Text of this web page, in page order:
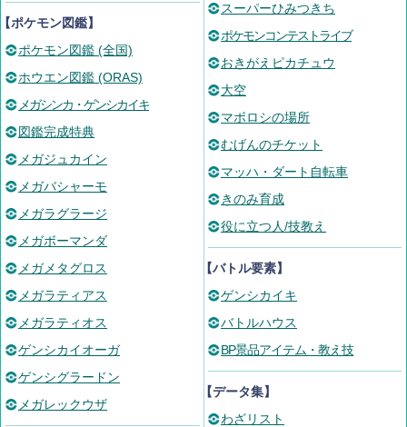
ポケモン図鑑】
ポケモン図鑑 (全国)
ホウエン図鑑 (ORAS)
メガシンカ・ゲンシカイキ
図鑑完成特典
メガジュカイン
メガバシャーモ
メガラグラージ
メガボーマンダ
メガメタグロス
メガラティアス
メガラティオス
ゲンシカイオーガ
ゲンシグラードン
メガレックウザ
スーパーひみつきち
ポケモンコンテストライブ
おきがえピカチュウ
大空
マボロシの場所
むげんのチケット
マッハ・ダート自転車
きのみ育成
役に立つ人/技教え
【バトル要素】
ゲンシカイキ
バトルハウス
BP景品アイテム・教え技
【データ集】
わざリスト